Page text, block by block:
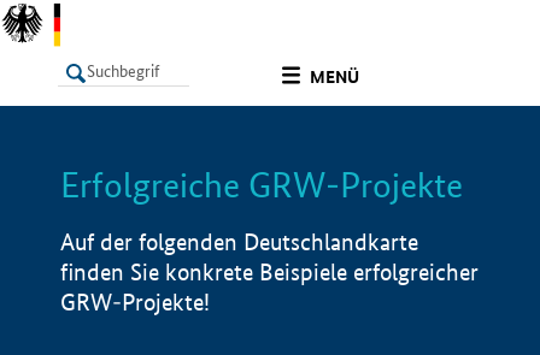
MENÜ
LISTE Info
Erfolgreiche GRW-Projekte
Auf der folgenden Deutschlandkarte
finden Sie konkrete Beispiele erfolgreicher
GRW-Projekte!